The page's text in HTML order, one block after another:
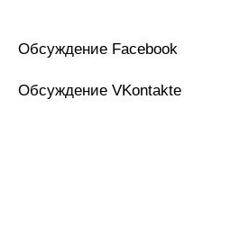
Обсуждение Facebook
Обсуждение VKontakte